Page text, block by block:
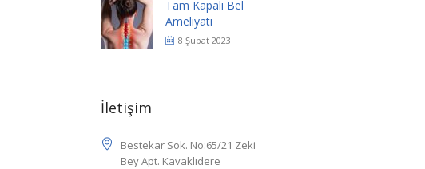
Tam Kapalı Bel
Ameliyatı
8 Şubat 2023
İletişim
Bestekar Sok. No:65/21 Zeki
Bey Apt. Kavaklıdere